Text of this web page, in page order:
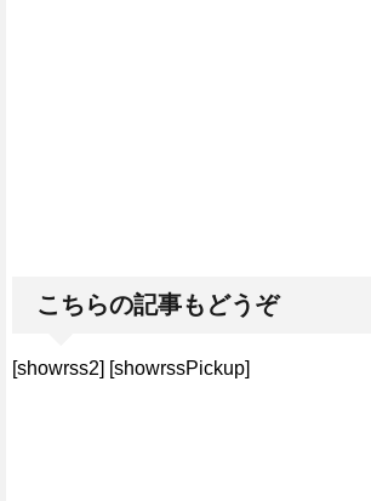
こちらの記事もどうぞ
[showrss2] [showrssPickup]